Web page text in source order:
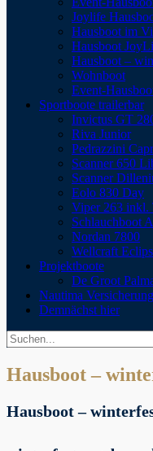
Joylife
Hausboot im
Hausboot
Hausboot –
Wohnboot
Event-
Sportboote trailerbar
Invictus GT
Riva Junior
Pedrazzini
Scanner 650
Scanner
Eolo 830 Day
Viper 263 inkl.
Schlauchboot
Nordan 7800
Wellcraft
Projektboote
De Groot
Nautima
Demnächst hier
Suchen
Suchen
nach:
Hausboot –
Hausboot –